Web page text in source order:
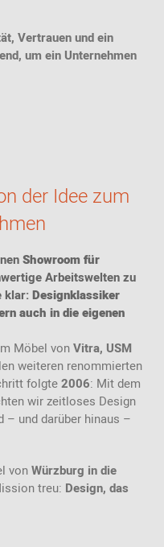
Vertrauen und ein
um ein Unternehmen
der Idee zum
Showroom für
Arbeitswelten zu
klar:Designklassiker
auch in die eigenen
Möbel vonVitra, USM
weiteren renommierten
folgte2006: Mit dem
wir zeitloses Design
– und darüber hinaus –
vonWürzburg in die
treu: Design, das